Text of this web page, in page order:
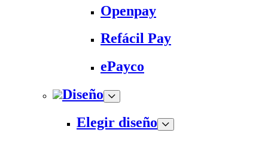
Openpay
Refácil Pay
ePayco
Diseño
Elegir diseño